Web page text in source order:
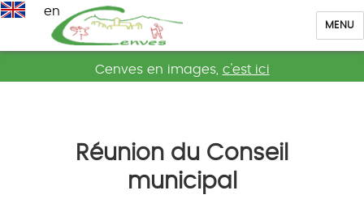
en
Cenves
MENU
Cenves en images, c'est ici
Réunion du Conseil
municipal